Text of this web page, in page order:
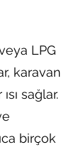
LPG
karavan
sağlar.
birçok